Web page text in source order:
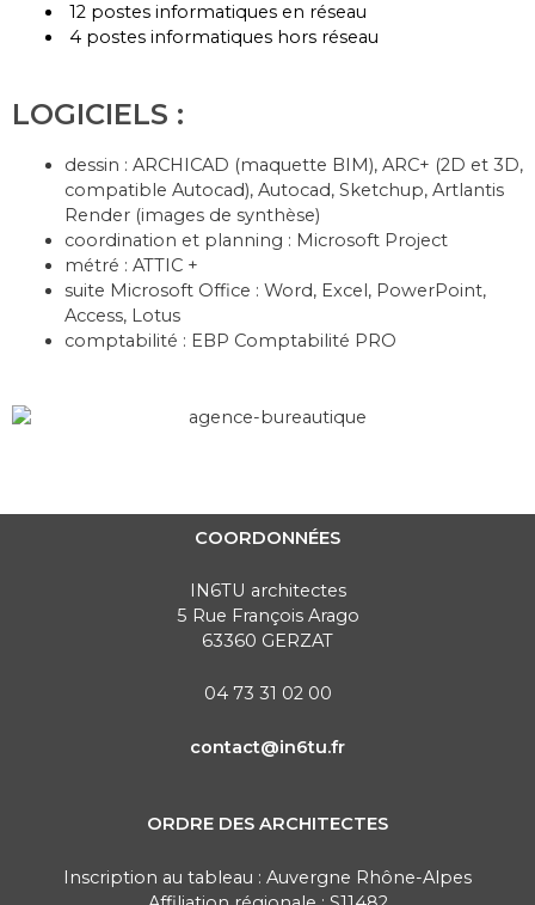
12 postes informatiques en réseau
4 postes informatiques hors réseau
LOGICIELS :
dessin : ARCHICAD (maquette BIM), ARC+ (2D et 3D,
compatible Autocad), Autocad, Sketchup, Artlantis
Render (images de synthèse)
coordination et planning : Microsoft Project
métré : ATTIC +
suite Microsoft Office : Word, Excel, PowerPoint,
Access, Lotus
comptabilité : EBP Comptabilité PRO
COORDONNÉES
IN6TU architectes
5 Rue François Arago
63360 GERZAT
04 73 31 02 00
contact@in6tu.fr
ORDRE DES ARCHITECTES
Inscription au tableau : Auvergne Rhône-Alpes